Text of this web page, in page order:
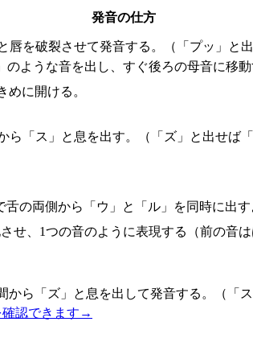
発音の仕方
を破裂させて発音する。（「プッ」と
ような音を出し、すぐ後ろの母音に移動
めに開ける。
「ス」と息を出す。（「ズ」と出せば「
の両側から「ウ」と「ル」を同時に出す
せ、1つの音のように表現する（前の
ら「ズ」と息を出して発音する。（「
認できます →